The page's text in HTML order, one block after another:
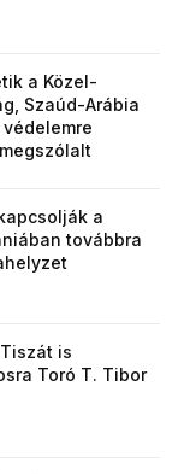
a Közel-
Szaúd-Arábia
a
továbbra
is
Toró T. Tibor